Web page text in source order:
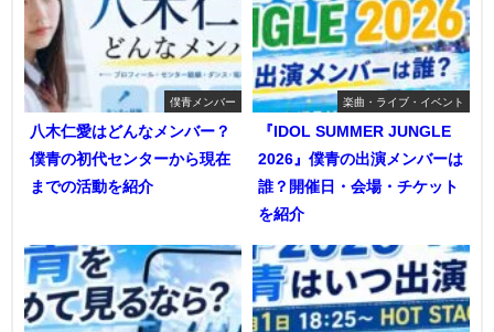
僕青メンバー
八木仁愛はどんなメンバー？
僕青の初代センターから現在
までの活動を紹介
楽曲・ライブ・イベント
『IDOL SUMMER JUNGLE
2026』僕青の出演メンバーは
誰？開催日・会場・チケット
を紹介